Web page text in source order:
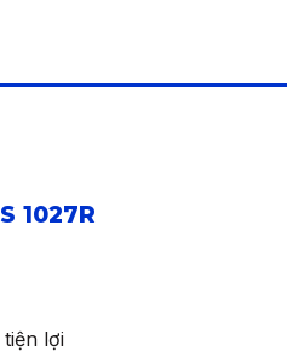
1027R
lợi